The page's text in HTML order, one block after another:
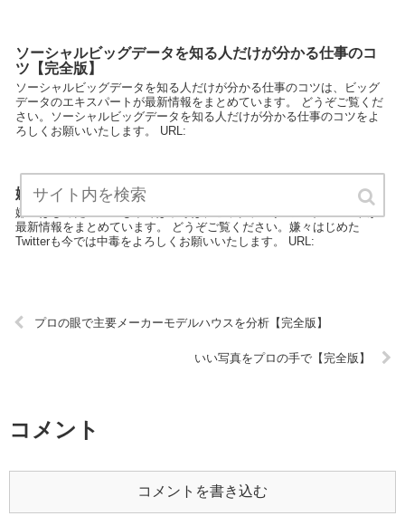
ソーシャルビッグデータを知る人だけが分かる仕事のコ
ツ【完全版】
ソーシャルビッグデータを知る人だけが分かる仕事のコツは、ビッグ
データのエキスパートが最新情報をまとめています。 どうぞご覧くだ
さい。ソーシャルビッグデータを知る人だけが分かる仕事のコツをよ
ろしくお願いいたします。 URL:
嫌々はじめたTwitterも今では中毒【完全版】
嫌々はじめたTwitterも今では中毒は、ビッグデータのエキスパートが
最新情報をまとめています。 どうぞご覧ください。嫌々はじめた
Twitterも今では中毒をよろしくお願いいたします。 URL:
プロの眼で主要メーカーモデルハウスを分析【完全版】
いい写真をプロの手で【完全版】
コメント
コメントを書き込む